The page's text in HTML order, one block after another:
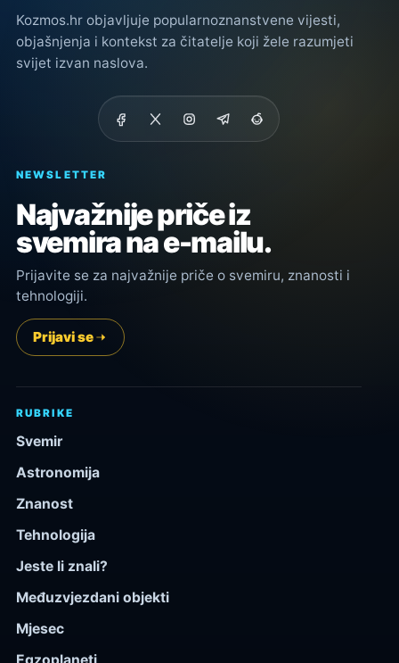
Kozmos.hr objavljuje popularnoznanstvene vijesti,
objašnjenja i kontekst za čitatelje koji žele razumjeti
svijet izvan naslova.
NEWSLETTER
Najvažnije priče iz
svemira na e-mailu.
Prijavite se za najvažnije priče o svemiru, znanosti i
tehnologiji.
Prijavi se
RUBRIKE
Svemir
Astronomija
Znanost
Tehnologija
Jeste li znali?
Međuzvjezdani objekti
Mjesec